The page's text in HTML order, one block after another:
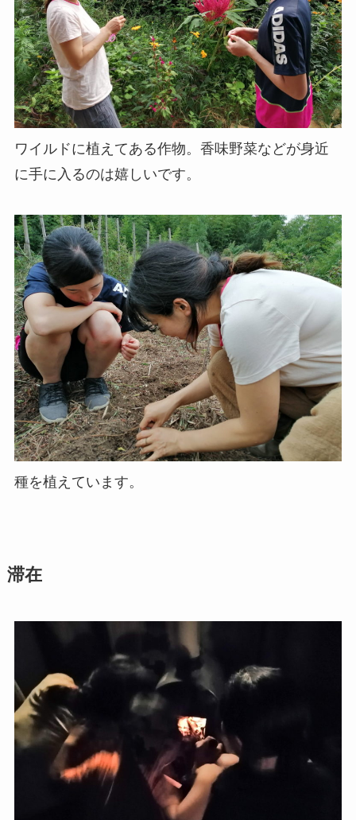
ワイルドに植えてある作物。香味野菜などが身近
に手に入るのは嬉しいです。
種を植えています。
滞在